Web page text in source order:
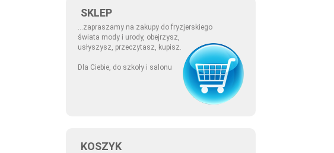
SKLEP
...zapraszamy na zakupy do fryzjerskiego
świata mody i urody, obejrzysz,
usłyszysz, przeczytasz, kupisz.
Dla Ciebie, do szkoły i salonu
KOSZYK